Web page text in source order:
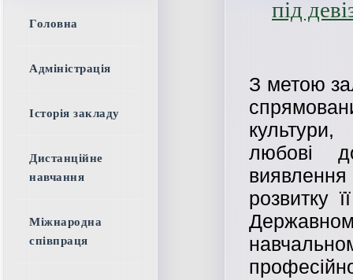
під
З метою
любові
розвитку
Головна
Адміністрація
Історія закладу
Дистанційне
навчання
Міжнародна
співпраця